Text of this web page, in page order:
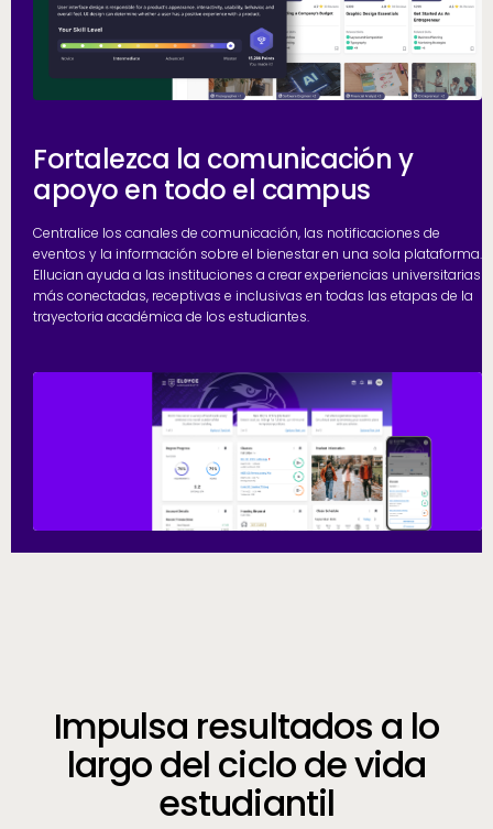
Fortalezca la comunicación y
apoyo en todo el campus
Centralice los canales de comunicación, las notificaciones de
eventos y la información sobre el bienestar en una sola plataforma.
Ellucian ayuda a las instituciones a crear experiencias universitarias
más conectadas, receptivas e inclusivas en todas las etapas de la
trayectoria académica de los estudiantes.
Call to Action
Impulsa resultados a lo
largo del ciclo de vida
estudiantil